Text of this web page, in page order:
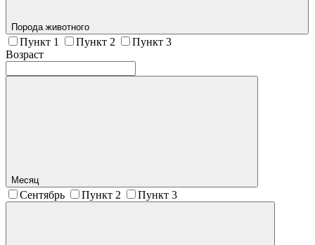
Порода животного
Пункт 1 Пункт 2
Пункт 3
Возраст
Месяц
Сентябрь Пункт 2 Пункт 3